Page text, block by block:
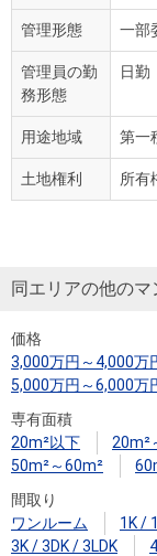
管理形態 一部
管理員の勤
務形態
日勤
用途地域 第一
土地権利 所有
同エリアの他の
価格
3,000万円～4,000万
5,000万円～6,000万
専有面積
20m²以下
20m²
50m²～60m²
間取り
ワンルーム
1K /
3K / 3DK / 3LDK